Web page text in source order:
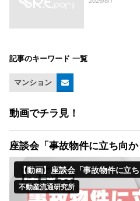
記事のキーワード 一覧
マンション
動画でチラ見！
座談会「事故物件に立ち向か